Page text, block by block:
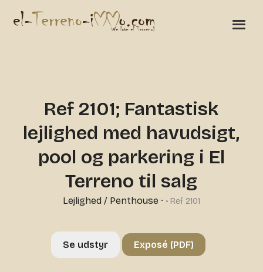
Ref 2101; Fantastisk
lejlighed med havudsigt,
pool og parkering i El
Terreno til salg
Lejlighed / Penthouse· • Ref 2101
Se udstyr Exposé (PDF)